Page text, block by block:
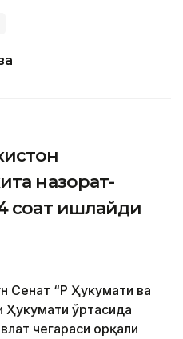
назорат-
соат ишлайди
Сенат “ҚР Ҳукумати ва
Ҳукумати ўртасида
чегараси орқали